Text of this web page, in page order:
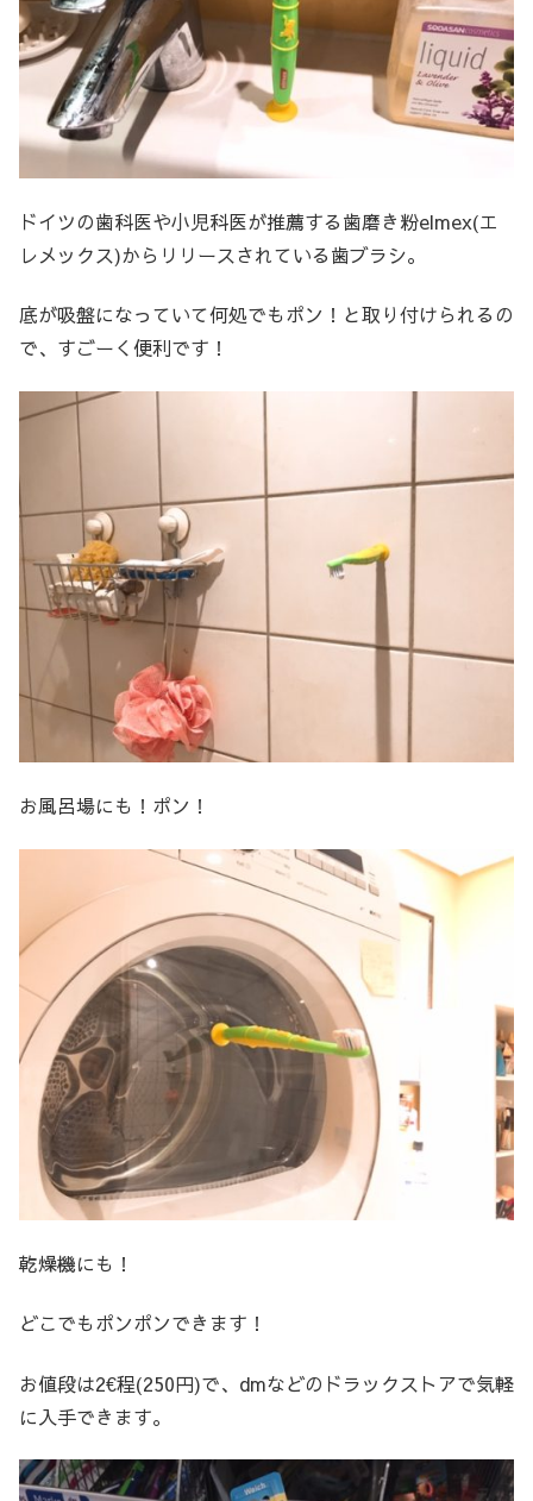
ドイツの歯科医や小児科医が推薦する歯磨き粉elmex(エ
レメックス)からリリースされている歯ブラシ。
底が吸盤になっていて何処でもポン！と取り付けられるの
で、すごーく便利です！
お風呂場にも！ポン！
乾燥機にも！
どこでもポンポンできます！
お値段は2€程(250円)で、dmなどのドラックストアで気軽
に入手できます。